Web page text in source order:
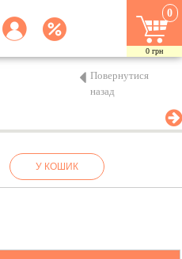
0
0 грн
Повернутися
назад
У КОШИК